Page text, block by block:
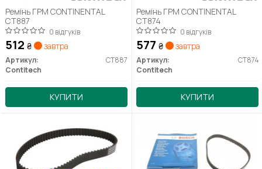
Ремінь ГРМ CONTINENTAL
CT887
0 відгуків
512 ₴ завтра
Артикул:
CT887
Contitech
КУПИТИ
Ремінь ГРМ CONTINENTAL
CT874
0 відгуків
577 ₴ завтра
Артикул:
CT874
Contitech
КУПИТИ